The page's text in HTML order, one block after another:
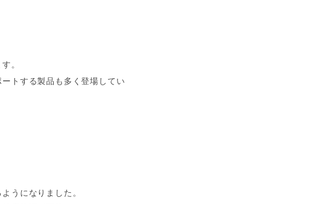
。
トする製品も多く登場してい
うになりました。